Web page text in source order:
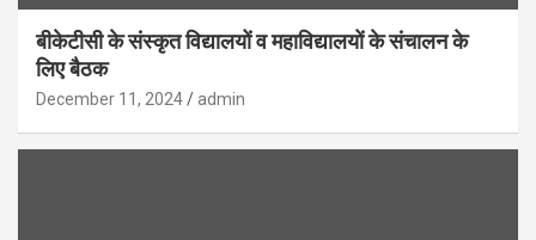
बीकेटीसी के संस्कृत विद्यालयों व महाविद्यालयों के संचालन के
लिए बैठक
December 11, 2024 admin